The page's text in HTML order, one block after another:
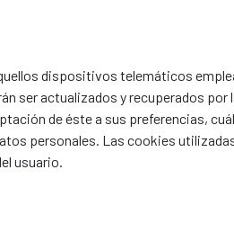
dispositivos telemáticos
ser actualizados y recuperados por
de éste a sus preferencias,
personales. Las cookies
usuario.